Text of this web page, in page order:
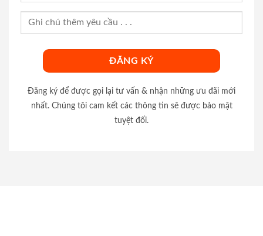
Đăng ký để được gọi lại tư vấn & nhận những ưu đãi mới
nhất. Chúng tôi cam kết các thông tin sẽ được bảo mật
tuyệt đối.